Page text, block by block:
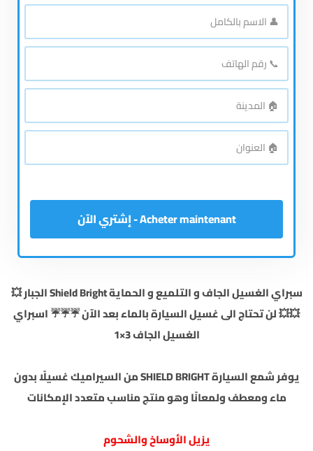
👤
الاسم
بالكامل*
📞
رقم
الهاتف*
🏠
المدينة*
🏠
العنوان*
Acheter maintenant - إشتري الآن
سبراي الغسيل الجاف و التلميع و الحماية Shield Bright الجبار 💥
💥💥 لن تحتاج الى غسيل السيارة بالماء بعد الآن ☔️☔️☔️ اسبراي
الغسيل الجاف 3×1
يوفر شمع السيارة SHIELD BRIGHT من السيراميك غسيلًا بدون
ماء ومعطف ولمعانًا وهو منتج مناسب متعدد الإمكانات
يزيل الأوساخ والشحوم